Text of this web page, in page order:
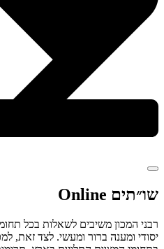
שו״תים Online
רבני המכון משיבים לשאלות בכל
יסודי ומענה ברור ומעשי. לצד זאת,